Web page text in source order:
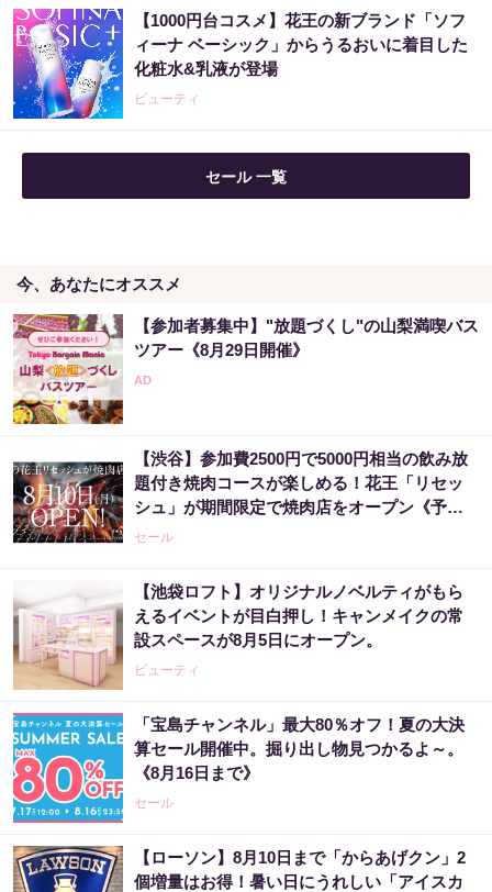
「2027年の宝くじ当選者は〇〇です」占い師
が暴露
PR（合同会社デジタルファーム ）
【1000円台コスメ】花王の新ブランド「ソフ
ィーナ ベーシック」からうるおいに着目した
化粧水&乳液が登場
ビューティ
セール 一覧
今、あなたにオススメ
【参加者募集中】"放題づくし"の山梨満喫バス
ツアー《8月29日開催》
【渋谷】参加費2500円で5000円相当の飲み放
題付き焼肉コースが楽しめる！花王「リセッ
シュ」が期間限定で焼肉店をオープン《予約
受付中》
セール
【池袋ロフト】オリジナルノベルティがもら
えるイベントが目白押し！キャンメイクの常
設スペースが8月5日にオープン。
ビューティ
「宝島チャンネル」最大80％オフ！夏の大決
算セール開催中。掘り出し物見つかるよ～。
《8月16日まで》
セール
【ローソン】8月10日まで「からあげクン」2
個増量はお得！暑い日にうれしい「アイスカ